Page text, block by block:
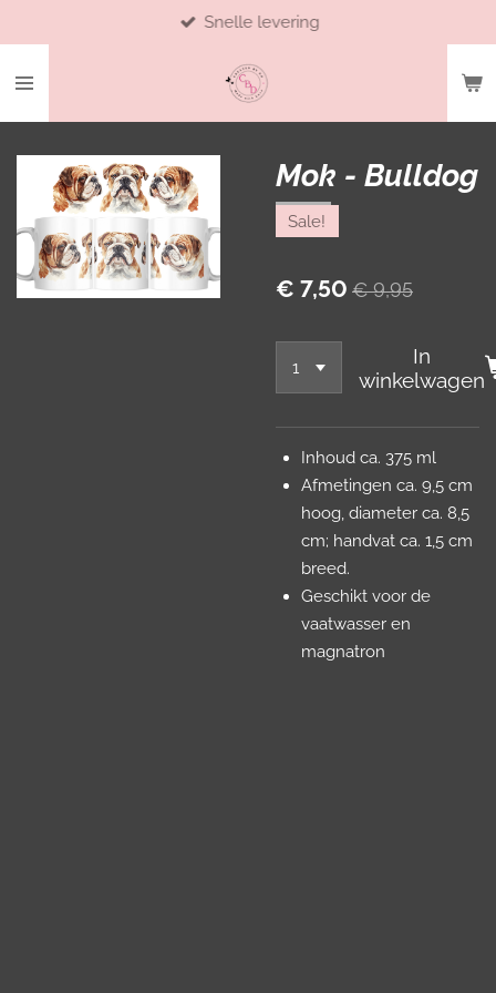
naar
Snelle levering
Mok - Bulldog
Sale!
€ 7,50 € 9,95
In
winkelwagen
Inhoud ca. 375 ml
Afmetingen ca. 9,5 cm
hoog, diameter ca. 8,5
cm; handvat ca. 1,5 cm
breed.
Geschikt voor de
vaatwasser en
magnatron